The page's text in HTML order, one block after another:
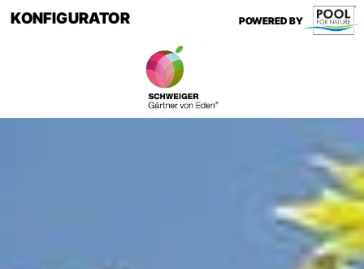
KONFIGURATOR POWERED BY